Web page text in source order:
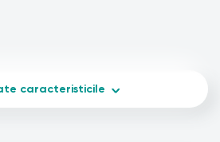
caracteristicile